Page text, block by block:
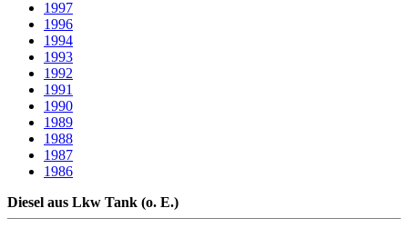
1997
1996
1994
1993
1992
1991
1990
1989
1988
1987
1986
Diesel aus Lkw Tank (o. E.)